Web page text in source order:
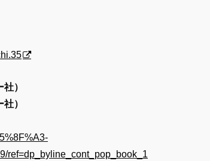
）
）
ref=dp_byline_cont_pop_book_1